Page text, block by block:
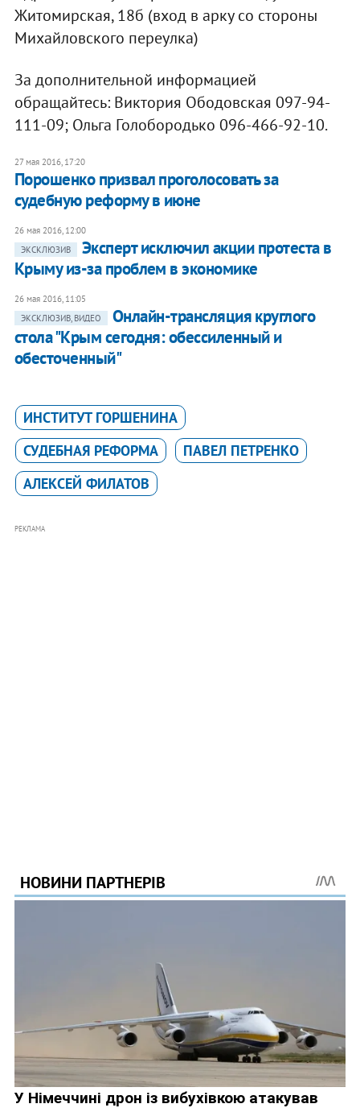
Житомирская, 18б (вход в арку со стороны
Михайловского переулка)
За дополнительной информацией
обращайтесь: Виктория Ободовская 097-94-
111-09; Ольга Голобородько 096-466-92-10.
27 мая 2016, 17:20
Порошенко призвал проголосовать за
судебную реформу в июне
26 мая 2016, 12:00
ЭКСКЛЮЗИВ
Эксперт исключил акции протеста в
Крыму из-за проблем в экономике
26 мая 2016, 11:05
ЭКСКЛЮЗИВ, ВИДЕО
Онлайн-трансляция круглого
стола "Крым сегодня: обессиленный и
обесточенный"
ИНСТИТУТ ГОРШЕНИНА
СУДЕБНАЯ РЕФОРМА
ПАВЕЛ ПЕТРЕНКО
АЛЕКСЕЙ ФИЛАТОВ
РЕКЛАМА